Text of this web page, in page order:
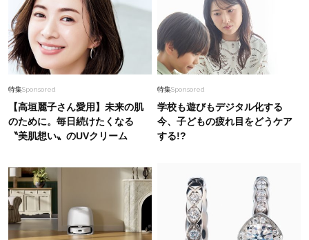
Fashion
「それ、ユニクロなの？」大草直子さんが40代
に推す【ワンピース】！秀逸シルエットで体型が
キレイ見え
40代、夏のおでかけ〈SNAP〉。オシャレな人の
リアル人気「ジュエリー」は？【カルティエ
etc.】
【ゲリラ豪雨・不眠・疲労】旅の不安をゼロにす
る！オシャレライターの「夏の旅行バッグの中
Fashion 2026.5.10
特集Sponsored
【高垣麗子さん愛用】未来の肌
のために。毎日続けたくなる
〝美肌想い〟のUVクリーム
特集Sponsored
学校も遊びもデジタル化する
今、子どもの疲れ目をどうケア
する!?